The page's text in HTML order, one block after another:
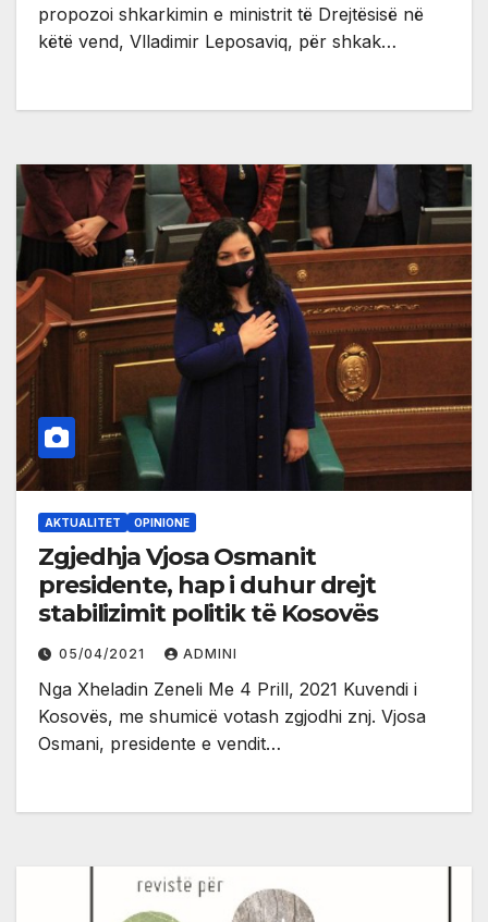
propozoi shkarkimin e ministrit të Drejtësisë në
këtë vend, Vlladimir Leposaviq, për shkak…
AKTUALITET OPINIONE
Zgjedhja Vjosa Osmanit
presidente, hap i duhur drejt
stabilizimit politik të Kosovës
05/04/2021 ADMINI
Nga Xheladin Zeneli Me 4 Prill, 2021 Kuvendi i
Kosovës, me shumicë votash zgjodhi znj. Vjosa
Osmani, presidente e vendit…